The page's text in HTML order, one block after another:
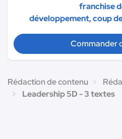
franchise
développement, coup
Commander
Rédaction de contenu
Leadership 5D - 3 textes